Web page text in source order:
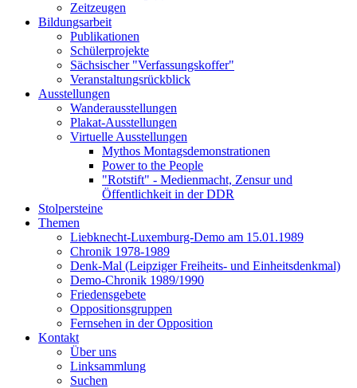
Zeitzeugen
Bildungsarbeit
Publikationen
Schülerprojekte
Sächsischer "Verfassungskoffer"
Veranstaltungsrückblick
Ausstellungen
Wanderausstellungen
Plakat-Ausstellungen
Virtuelle Ausstellungen
Mythos Montagsdemonstrationen
Power to the People
"Rotstift" - Medienmacht, Zensur und
Öffentlichkeit in der DDR
Stolpersteine
Themen
Liebknecht-Luxemburg-Demo am 15.01.1989
Chronik 1978-1989
Denk-Mal (Leipziger Freiheits- und Einheitsdenkmal)
Demo-Chronik 1989/1990
Friedensgebete
Oppositionsgruppen
Fernsehen in der Opposition
Kontakt
Über uns
Linksammlung
Suchen